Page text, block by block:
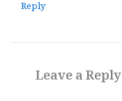
Reply
Leave a Reply